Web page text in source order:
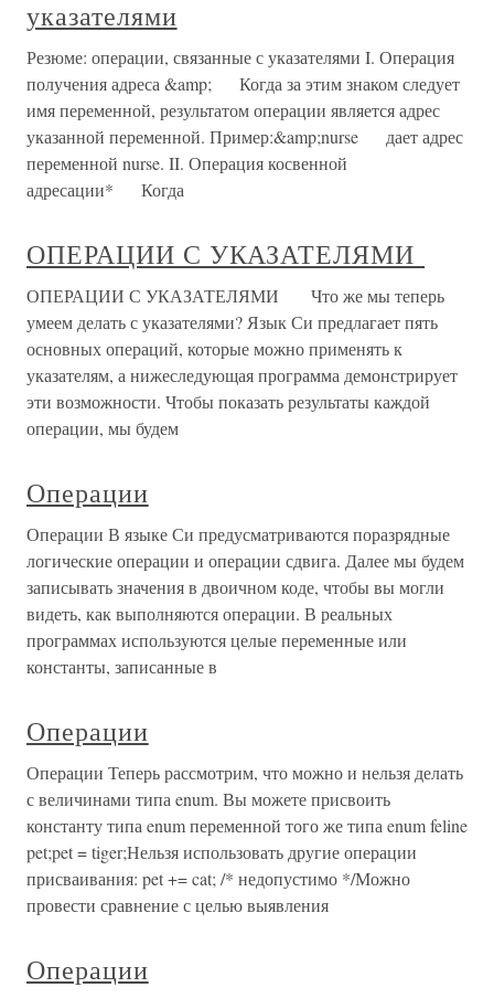
указателями
Резюме: операции, связанные с указателями I. Операция
получения адреса &amp; Когда за этим знаком следует
имя переменной, результатом операции является адрес
указанной переменной. Пример:&amp;nurse дает адрес
переменной nurse. II. Операция косвенной
адресации* Когда
ОПЕРАЦИИ С УКАЗАТЕЛЯМИ
ОПЕРАЦИИ С УКАЗАТЕЛЯМИ Что же мы теперь
умеем делать с указателями? Язык Си предлагает пять
основных операций, которые можно применять к
указателям, а нижеследующая программа демонстрирует
эти возможности. Чтобы показать результаты каждой
операции, мы будем
Операции
Операции В языке Си предусматриваются поразрядные
логические операции и операции сдвига. Далее мы будем
записывать значения в двоичном коде, чтобы вы могли
видеть, как выполняются операции. В реальных
программах используются целые переменные или
константы, записанные в
Операции
Операции Теперь рассмотрим, что можно и нельзя делать
с величинами типа enum. Вы можете присвоить
константу типа enum переменной того же типа enum feline
pet;pet = tiger;Нельзя использовать другие операции
присваивания: pet += cat; /* недопустимо */Можно
провести сравнение с целью выявления
Операции